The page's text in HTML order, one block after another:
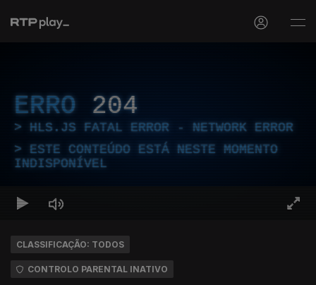
ERRO 204
HLS.JS FATAL ERROR - NETWORK ERROR
ESTE CONTEÚDO ESTÁ NESTE MOMENTO
INDISPONÍVEL
CLASSIFICAÇÃO: TODOS
CONTROLO PARENTAL INATIVO